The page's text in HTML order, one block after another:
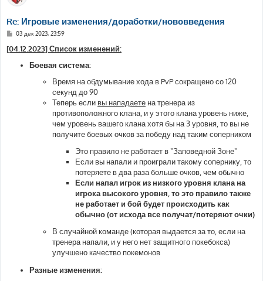
Re: Игровые изменения/доработки/нововведения
С
о
б
03 дек 2023, 23:59
[04.12.2023] Список изменений:
Боевая система:
Время на обдумывание хода в PvP сокращено со 120
секунд до 90
Теперь если вы нападаете на тренера из
противоположного клана, и у этого клана уровень ниже,
чем уровень вашего клана хотя бы на 3 уровня, то вы не
получите боевых очков за победу над таким соперником
Это правило не работает в "Заповедной Зоне"
Если вы напали и проиграли такому сопернику, то
потеряете в два раза больше очков, чем обычно
Если напал игрок из низкого уровня клана на
игрока высокого уровня, то это правило также
не работает и бой будет происходить как
обычно (от исхода все получат/потеряют очки)
В случайной команде (которая выдается за то, если на
тренера напали, и у него нет защитного покебокса)
улучшено качество покемонов
Разные изменения: